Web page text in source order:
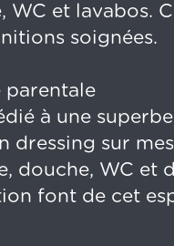
WC et lavabos.
soignées.
parentale
à une
dressing sur
douche, WC et
font de cet